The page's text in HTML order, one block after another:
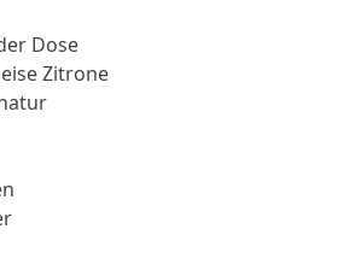
Dose
Zitrone